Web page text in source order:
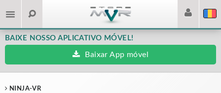
BAIXE NOSSO APLICATIVO MÓVEL!
Baixar App móvel
NINJA-VR